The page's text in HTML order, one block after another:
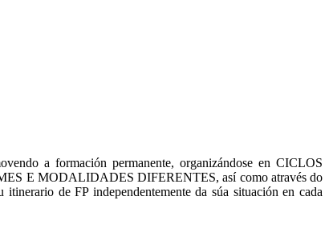
a formación permanente, organizándose en CICLOS
E MODALIDADES DIFERENTES, así como através do
de FP independentemente da súa situación en cada